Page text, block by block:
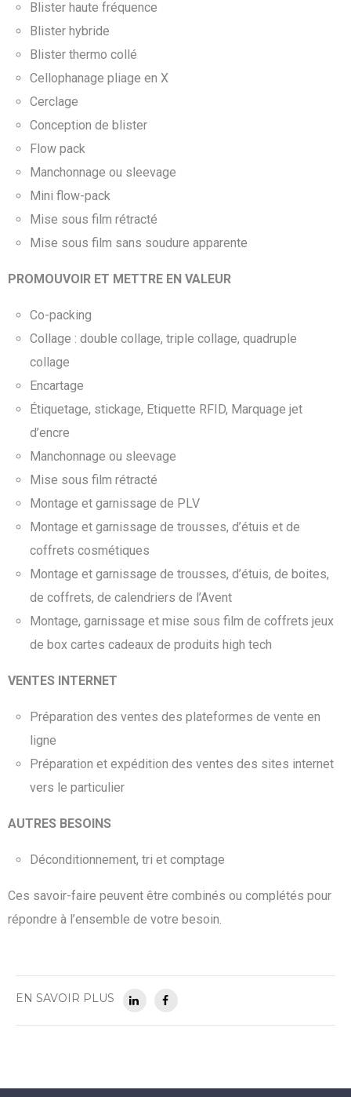
Blister haute fréquence
Blister hybride
Blister thermo collé
Cellophanage pliage en X
Cerclage
Conception de blister
Flow pack
Manchonnage ou sleevage
Mini flow-pack
Mise sous film rétracté
Mise sous film sans soudure apparente
PROMOUVOIR ET METTRE EN VALEUR
Co-packing
Collage : double collage, triple collage, quadruple
collage
Encartage
Étiquetage, stickage, Etiquette RFID, Marquage jet
d’encre
Manchonnage ou sleevage
Mise sous film rétracté
Montage et garnissage de PLV
Montage et garnissage de trousses, d’étuis et de
coffrets cosmétiques
Montage et garnissage de trousses, d’étuis, de boites,
de coffrets, de calendriers de l’Avent
Montage, garnissage et mise sous film de coffrets jeux
de box cartes cadeaux de produits high tech
VENTES INTERNET
Préparation des ventes des plateformes de vente en
ligne
Préparation et expédition des ventes des sites internet
vers le particulier
AUTRES BESOINS
Déconditionnement, tri et comptage
Ces savoir-faire peuvent être combinés ou complétés pour
répondre à l’ensemble de votre besoin.
EN SAVOIR PLUS